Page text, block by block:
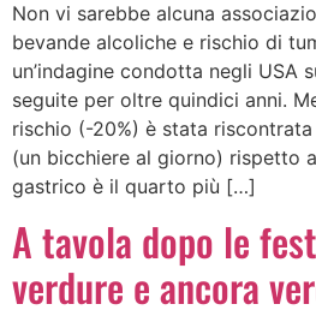
Non vi sarebbe alcuna
bevande alcoliche e rischio di
un’indagine condotta negli USA
seguite per oltre quindici anni.
rischio (-20%) è stata
(un bicchiere al giorno) rispetto
gastrico è il quarto più […]
A tavola dopo le
verdure e ancora